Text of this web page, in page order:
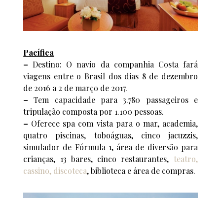
Pacífica
– Destino: O navio da companhia Costa fará
viagens entre o Brasil dos dias 8 de dezembro
de 2016 a 2 de março de 2017.
– Tem capacidade para 3.780 passageiros e
tripulação composta por 1.100 pessoas.
– Oferece spa com vista para o mar, academia,
quatro piscinas, toboáguas, cinco jacuzzis,
simulador de Fórmula 1, área de diversão para
crianças, 13 bares, cinco restaurantes, teatro,
cassino, discoteca, biblioteca e área de compras.